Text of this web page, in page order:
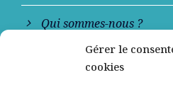
Gérer le
cookies
Qui sommes-nous ?
Contactez-nous